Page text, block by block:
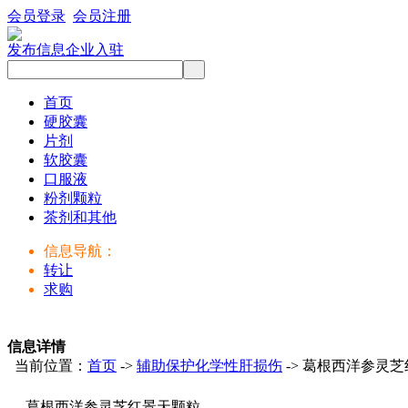
会员登录 会员注册
发布信息企业入驻
首页
硬胶囊
片剂
软胶囊
口服液
粉剂颗粒
茶剂和其他
信息导航：
转让
求购
信息详情
当前位置： 首页 -> 辅助保护化学性肝损伤 -> 葛根西洋参灵